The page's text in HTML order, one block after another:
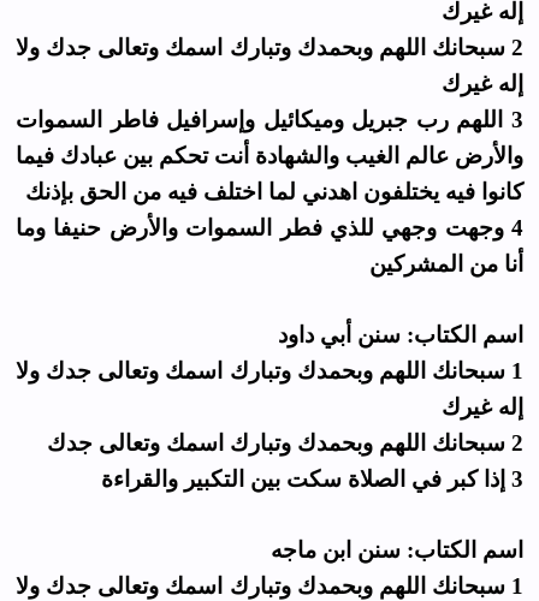
إله غيرك
2 سبحانك اللهم وبحمدك وتبارك اسمك وتعالى جدك ولا
إله غيرك
3 اللهم رب جبريل وميكائيل وإسرافيل فاطر السموات
والأرض عالم الغيب والشهادة أنت تحكم بين عبادك فيما
كانوا فيه يختلفون اهدني لما اختلف فيه من الحق بإذنك
4 وجهت وجهي للذي فطر السموات والأرض حنيفا وما
أنا من المشركين
اسم الكتاب: سنن أبي داود
1 سبحانك اللهم وبحمدك وتبارك اسمك وتعالى جدك ولا
إله غيرك
2 سبحانك اللهم وبحمدك وتبارك اسمك وتعالى جدك
3 إذا كبر في الصلاة سكت بين التكبير والقراءة
اسم الكتاب: سنن ابن ماجه
1 سبحانك اللهم وبحمدك وتبارك اسمك وتعالى جدك ولا